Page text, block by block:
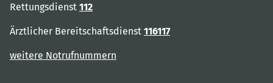
Rettungsdienst 112
Ärztlicher Bereitschaftsdienst 116117
weitere Notrufnummern